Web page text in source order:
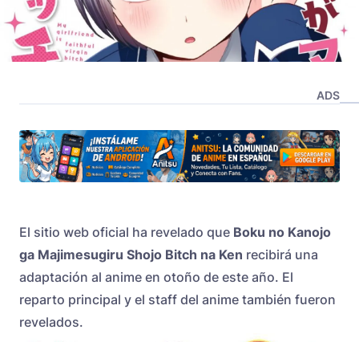
ADS
El sitio web oficial ha revelado que Boku no Kanojo
ga Majimesugiru Shojo Bitch na Ken recibirá una
adaptación al anime en otoño de este año. El
reparto principal y el staff del anime también fueron
revelados.